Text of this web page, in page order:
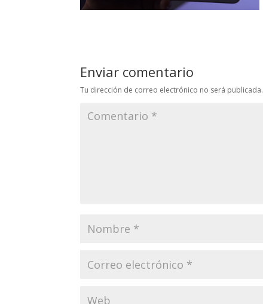
Enviar comentario
Tu dirección de correo electrónico no será publicada.